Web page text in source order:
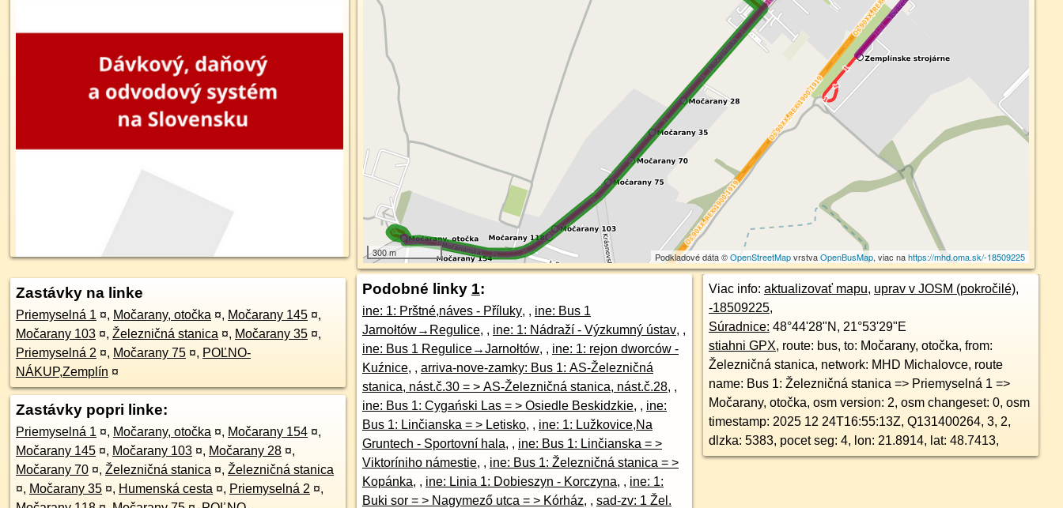
300 m Podkladové dáta ©OpenStreetMapvrstvaOpenBusMap, viac nahttps://mhd.oma.sk/-18509225
Zastávky na linke
Priemyselná 1 ¤, Močarany, otočka ¤, Močarany 145 ¤,
Močarany 103 ¤, Železničná stanica ¤, Močarany 35 ¤,
Priemyselná 2 ¤, Močarany 75 ¤, POĽNO-
NÁKUP,Zemplín ¤
Zastávky popri linke:
Priemyselná 1 ¤, Močarany, otočka ¤, Močarany 154 ¤,
Močarany 145 ¤, Močarany 103 ¤, Močarany 28 ¤,
Močarany 70 ¤, Železničná stanica ¤, Železničná stanica
¤, Močarany 35 ¤, Humenská cesta ¤, Priemyselná 2 ¤,
Podobné linky 1:
ine: 1: Prštné,náves - Příluky, , ine: Bus 1
Jarnołtów→Regulice, , ine: 1: Nádraží - Výzkumný ústav, ,
ine: Bus 1 Regulice→Jarnołtów, , ine: 1: rejon dworców -
Kuźnice, , arriva-nove-zamky: Bus 1: AS-Železničná
stanica, nást.č.30 = > AS-Železničná stanica, nást.č.28, ,
ine: Bus 1: Cygański Las = > Osiedle Beskidzkie, , ine:
Bus 1: Linčianska = > Letisko, , ine: 1: Lužkovice,Na
Gruntech - Sportovní hala, , ine: Bus 1: Linčianska = >
Viktoríniho námestie, , ine: Bus 1: Železničná stanica = >
Kopánka, , ine: Linia 1: Dobieszyn - Korczyna, , ine: 1:
Buki sor = > Nagymező utca = > Kórház, , sad-zv: 1 Žel.
Viac info: aktualizovať mapu, uprav v JOSM (pokročilé),
-18509225,
Súradnice: 48°44'28"N , 21°53'29"E
stiahni GPX, route: bus, to: Močarany, otočka, from:
Železničná stanica, network: MHD Michalovce, route
name: Bus 1: Železničná stanica => Priemyselná 1 =>
Močarany, otočka, osm version: 2, osm changeset: 0, osm
timestamp: 2025 12 24T16:55:13Z, Q131400264, 3, 2,
dlzka: 5383, pocet seg: 4, lon: 21.8914, lat: 48.7413,